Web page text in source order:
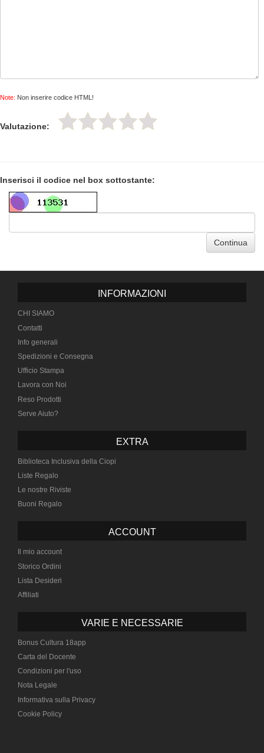
Note: Non inserire codice HTML!
Valutazione:
Inserisci il codice nel box sottostante:
Continua
INFORMAZIONI
CHI SIAMO
Contatti
Info generali
Spedizioni e Consegna
Ufficio Stampa
Lavora con Noi
Reso Prodotti
Serve Aiuto?
EXTRA
Biblioteca Inclusiva della Ciopi
Liste Regalo
Le nostre Riviste
Buoni Regalo
ACCOUNT
Il mio account
Storico Ordini
Lista Desideri
Affiliati
VARIE E NECESSARIE
Bonus Cultura 18app
Carta del Docente
Condizioni per l'uso
Nota Legale
Informativa sulla Privacy
Cookie Policy